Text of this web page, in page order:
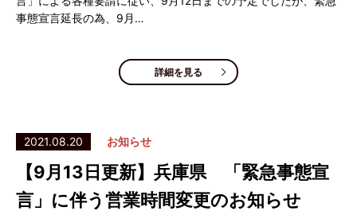
事態宣言延長の為、9月…
詳細を見る
2021.08.20 お知らせ
【9月13日更新】兵庫県 「緊急事態宣
言」に伴う営業時間変更のお知らせ